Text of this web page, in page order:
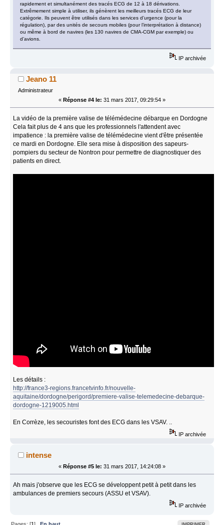
rapidement et simultanément des tracés ECG de 12 à 18 dérivations.
Extrêmement simple à utiliser, ils génèrent les meilleurs tracés ECG de leur
catégorie. Ils peuvent être utilisés dans les services d’urgence (pour la
régulation), par des unités de secours mobiles (pour l’interprétation à distance)
ou même à bord de navires (les 130 navires de CMA-CGM par exemple) ou
d’avions.
IP archivée
Jeano 11
Administrateur
« Réponse #4 le: 31 mars 2017, 09:29:54 »
La vidéo de la première valise de télémédecine débarque en Dordogne
Cela fait plus de 4 ans que les professionnels l'attendent avec
impatience : la première valise de télémédecine vient d'être présentée
ce mardi en Dordogne. Elle sera mise à disposition des sapeurs-
pompiers du secteur de Nontron pour permettre de diagnostiquer des
patients en direct.
Les détails :
http://france3-regions.francetvinfo.fr/nouvelle-
aquitaine/dordogne/perigord/premiere-valise-telemedecine-debarque-
dordogne-1219005.html
En Corrèze, les secouristes font des ECG dans les VSAV. ..
IP archivée
intense
« Réponse #5 le: 31 mars 2017, 14:24:08 »
Ah mais j'observe que les ECG se développent petit à petit dans les
ambulances de premiers secours (ASSU et VSAV).
IP archivée